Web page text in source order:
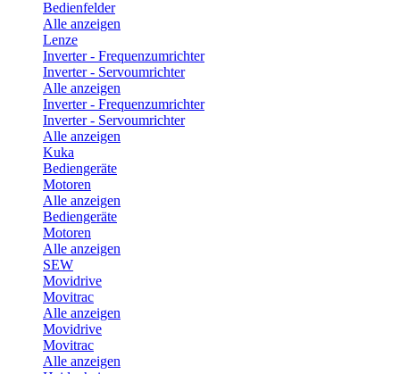
Bedienfelder
Alle anzeigen
Lenze
Inverter - Frequenzumrichter
Inverter - Servoumrichter
Alle anzeigen
Inverter - Frequenzumrichter
Inverter - Servoumrichter
Alle anzeigen
Kuka
Bediengeräte
Motoren
Alle anzeigen
Bediengeräte
Motoren
Alle anzeigen
SEW
Movidrive
Movitrac
Alle anzeigen
Movidrive
Movitrac
Alle anzeigen